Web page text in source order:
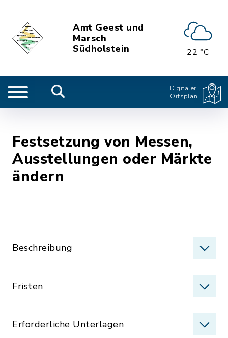
Amt Geest und
Marsch
Südholstein
22 °C
Digitaler
Ortsplan
Festsetzung von Messen,
Ausstellungen oder Märkte
ändern
Beschreibung
Fristen
Erforderliche Unterlagen